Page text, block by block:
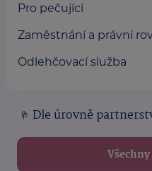
Pro pečující
Zaměstnání a právní
Odlehčovací služba
Dle úrovně